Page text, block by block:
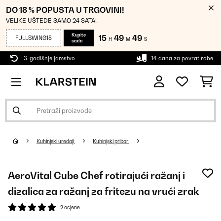
DO 18 % POPUSTA U TRGOVINI!
VELIKE UŠTEDE SAMO 24 SATA!
FULLSWING18
Kupite
sada
15 H 49 M 49 S
3-godišnje jamstvo 14 dana za povrat robe
Kuhinjski uređaji Kuhinjski pribor
AeroVital Cube Chef rotirajući ražanj i
dizalica za ražanj za fritezu na vrući zrak
2 ocjene